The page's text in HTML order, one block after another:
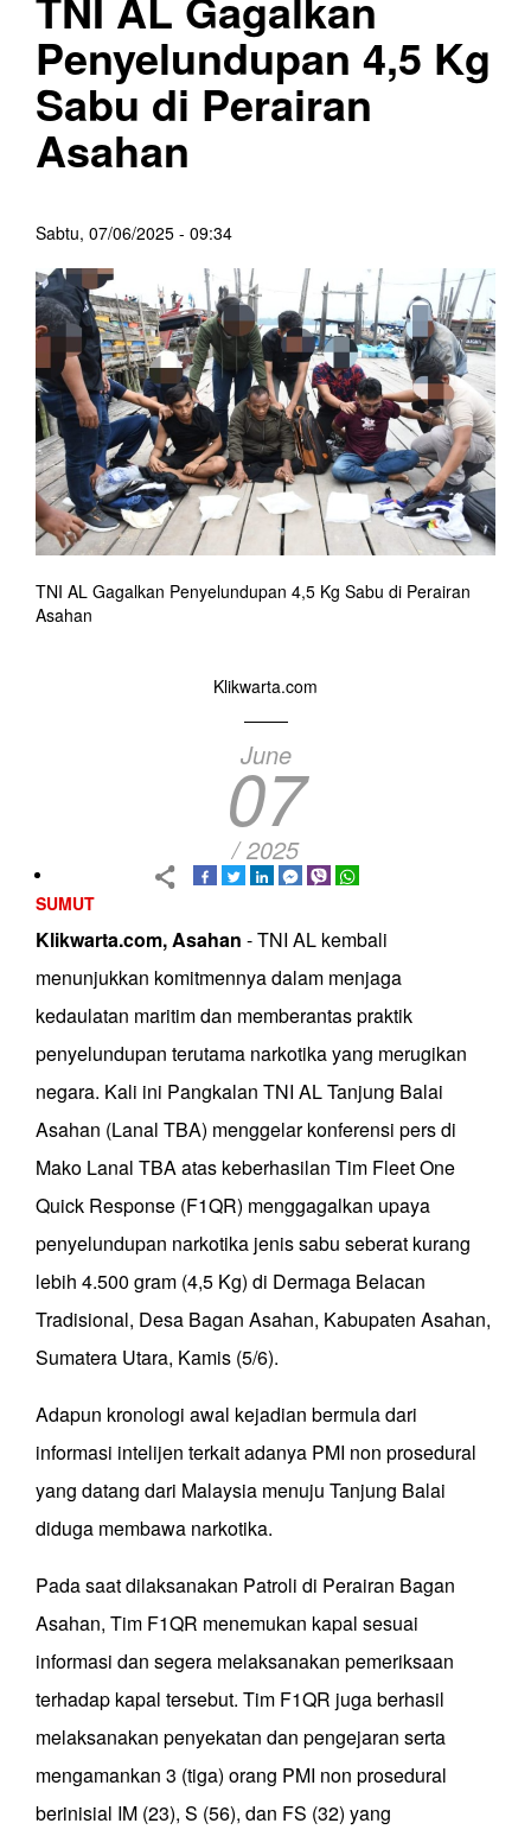
Penyelundupan 4,5 Kg
Sabu di Perairan
Asahan
Sabtu, 07/06/2025 - 09:34
TNI AL Gagalkan Penyelundupan 4,5 Kg Sabu di Perairan
Asahan
Klikwarta.com
June
07
/ 2025
SUMUT
Klikwarta.com, Asahan - TNI AL kembali
menunjukkan komitmennya dalam menjaga
kedaulatan maritim dan memberantas praktik
penyelundupan terutama narkotika yang merugikan
negara. Kali ini Pangkalan TNI AL Tanjung Balai
Asahan (Lanal TBA) menggelar konferensi pers di
Mako Lanal TBA atas keberhasilan Tim Fleet One
Quick Response (F1QR) menggagalkan upaya
penyelundupan narkotika jenis sabu seberat kurang
lebih 4.500 gram (4,5 Kg) di Dermaga Belacan
Tradisional, Desa Bagan Asahan, Kabupaten Asahan,
Sumatera Utara, Kamis (5/6).
Adapun kronologi awal kejadian bermula dari
informasi intelijen terkait adanya PMI non prosedural
yang datang dari Malaysia menuju Tanjung Balai
diduga membawa narkotika.
Pada saat dilaksanakan Patroli di Perairan Bagan
Asahan, Tim F1QR menemukan kapal sesuai
informasi dan segera melaksanakan pemeriksaan
terhadap kapal tersebut. Tim F1QR juga berhasil
melaksanakan penyekatan dan pengejaran serta
mengamankan 3 (tiga) orang PMI non prosedural
berinisial IM (23), S (56), dan FS (32) yang